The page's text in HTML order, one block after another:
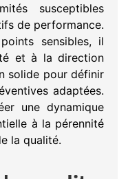
susceptibles
de performance.
sensibles, il
et à la direction
solide pour définir
adaptées.
une dynamique
à la pérennité
la qualité.